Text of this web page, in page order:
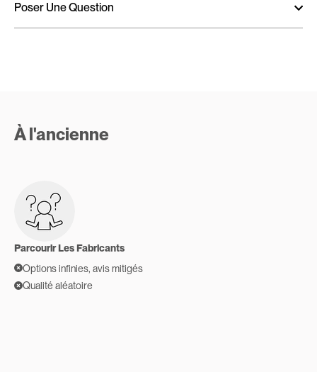
Poser Une Question
À l'ancienne
Parcourir Les Fabricants
Options infinies, avis mitigés
Qualité aléatoire